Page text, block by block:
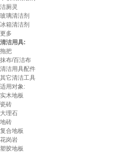
洁厕灵
玻璃清洁剂
冰箱清洁剂
更多
清洁用具:
拖把
抹布/百洁布
清洁用具配件
其它清洁工具
适用对象:
实木地板
瓷砖
大理石
地砖
复合地板
花岗岩
塑胶地板